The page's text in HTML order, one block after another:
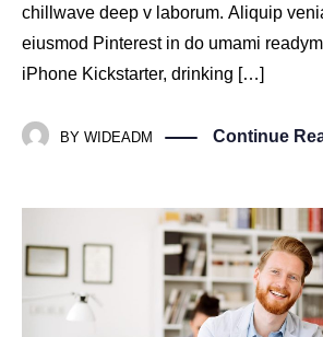
chillwave deep v laborum. Aliquip
eiusmod Pinterest in do umami
iPhone Kickstarter, drinking […]
BY WIDEADM Continue